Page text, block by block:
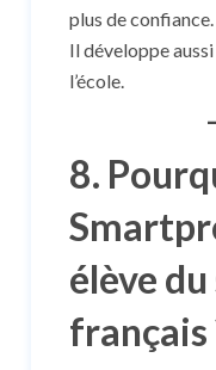
plus de
Il développe
l’école.
8.
élève
français